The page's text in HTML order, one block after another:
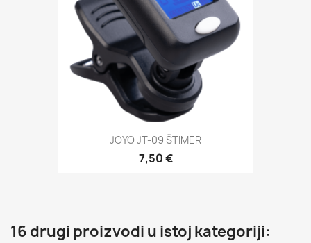
JOYO JT-09 ŠTIMER
7,50 €
16 drugi proizvodi u istoj kategoriji: